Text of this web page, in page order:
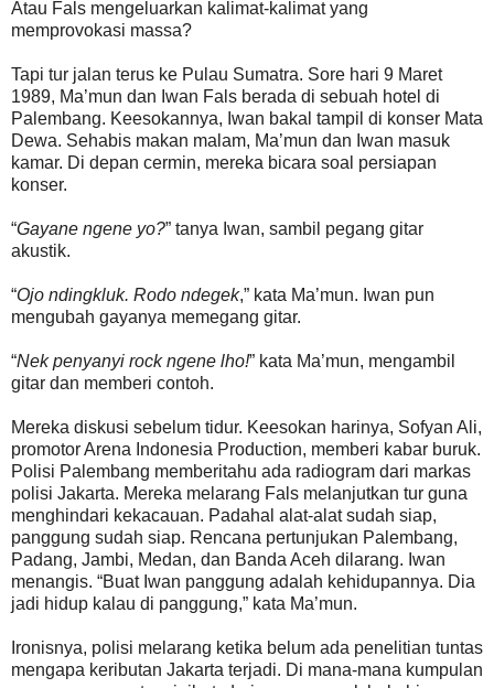
Atau Fals mengeluarkan kalimat-kalimat yang
memprovokasi massa?
Tapi tur jalan terus ke Pulau Sumatra. Sore hari 9 Maret
1989, Ma’mun dan Iwan Fals berada di sebuah hotel di
Palembang. Keesokannya, Iwan bakal tampil di konser Mata
Dewa. Sehabis makan malam, Ma’mun dan Iwan masuk
kamar. Di depan cermin, mereka bicara soal persiapan
konser.
“Gayane ngene yo?” tanya Iwan, sambil pegang gitar
akustik.
“Ojo ndingkluk. Rodo ndegek,” kata Ma’mun. Iwan pun
mengubah gayanya memegang gitar.
“Nek penyanyi rock ngene lho!” kata Ma’mun, mengambil
gitar dan memberi contoh.
Mereka diskusi sebelum tidur. Keesokan harinya, Sofyan Ali,
promotor Arena Indonesia Production, memberi kabar buruk.
Polisi Palembang memberitahu ada radiogram dari markas
polisi Jakarta. Mereka melarang Fals melanjutkan tur guna
menghindari kekacauan. Padahal alat-alat sudah siap,
panggung sudah siap. Rencana pertunjukan Palembang,
Padang, Jambi, Medan, dan Banda Aceh dilarang. Iwan
menangis. “Buat Iwan panggung adalah kehidupannya. Dia
jadi hidup kalau di panggung,” kata Ma’mun.
Ironisnya, polisi melarang ketika belum ada penelitian tuntas
mengapa keributan Jakarta terjadi. Di mana-mana kumpulan